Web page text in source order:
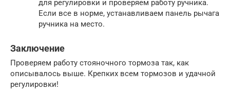
для регулировки и проверяем работу ручника.
Если все в норме, устанавливаем панель рычага
ручника на место.
Заключение
Проверяем работу стояночного тормоза так, как
описывалось выше. Крепких всем тормозов и удачной
регулировки!